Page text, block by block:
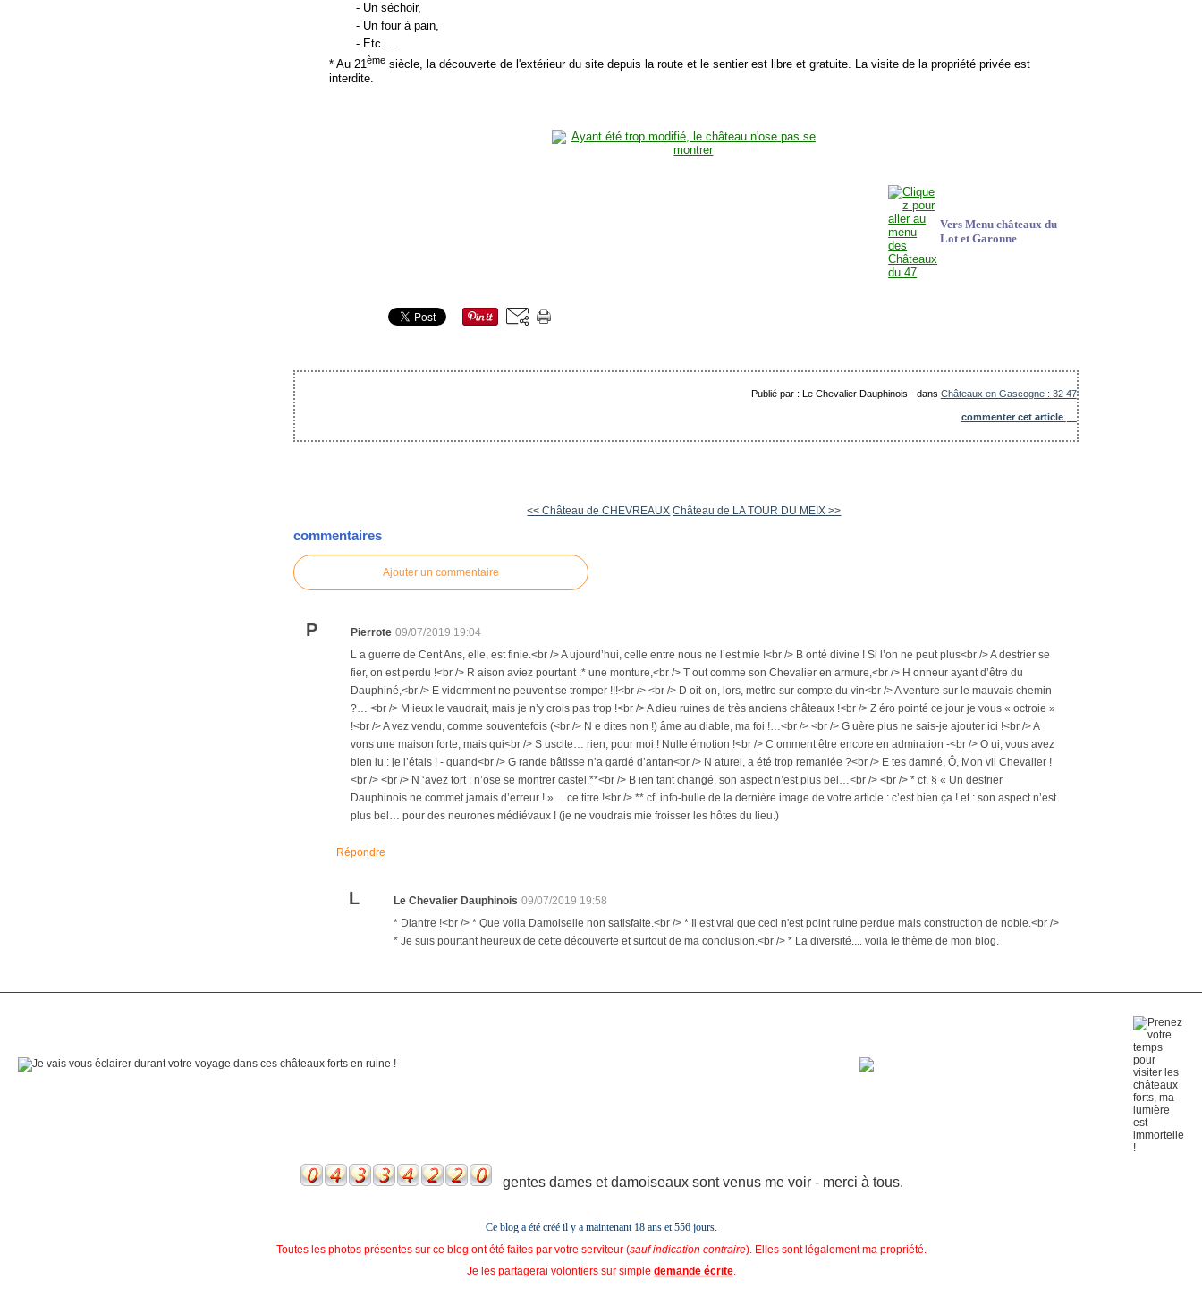
- Un séchoir,
- Un four à pain,
- Etc....
* Au 21ème siècle, la découverte de l'extérieur du site depuis la route et le sentier est libre et gratuite. La visite de la propriété privée est
interdite.
Vers Menu châteaux du
Lot et Garonne
Publié par : Le Chevalier Dauphinois -dans Châteaux en Gascogne : 32 47
commenter cet article
<< Château de CHEVREAUX Château de LA TOUR DU MEIX >>
commentaires
Ajouter un commentaire
P Pierrote 09/07/2019 19:04
L a guerre de Cent Ans, elle, est finie.<br /> A ujourd’hui, celle entre nous ne l’est mie !<br /> B onté divine ! Si l’on ne peut plus<br /> A destrier se
fier, on est perdu !<br /> R aison aviez pourtant :* une monture,<br /> T out comme son Chevalier en armure,<br /> H onneur ayant d’être du
Dauphiné,<br /> E videmment ne peuvent se tromper !!!<br /> <br /> D oit-on, lors, mettre sur compte du vin<br /> A venture sur le mauvais chemin
?… <br /> M ieux le vaudrait, mais je n’y crois pas trop !<br /> A dieu ruines de très anciens châteaux !<br /> Z éro pointé ce jour je vous « octroie »
!<br /> A vez vendu, comme souventefois (<br /> N e dites non !) âme au diable, ma foi !…<br /> <br /> G uère plus ne sais-je ajouter ici !<br /> A
vons une maison forte, mais qui<br /> S uscite… rien, pour moi ! Nulle émotion !<br /> C omment être encore en admiration -<br /> O ui, vous avez
bien lu : je l’étais ! - quand<br /> G rande bâtisse n’a gardé d’antan<br /> N aturel, a été trop remaniée ?<br /> E tes damné, Ô, Mon vil Chevalier !
<br /> <br /> N ‘avez tort : n’ose se montrer castel.**<br /> B ien tant changé, son aspect n’est plus bel…<br /> <br /> * cf. § « Un destrier
Dauphinois ne commet jamais d’erreur ! »… ce titre !<br /> ** cf. info-bulle de la dernière image de votre article : c’est bien ça ! et : son aspect n’est
plus bel… pour des neurones médiévaux ! (je ne voudrais mie froisser les hôtes du lieu.)
Répondre
L Le Chevalier Dauphinois 09/07/2019 19:58
* Diantre !<br /> * Que voila Damoiselle non satisfaite.<br /> * Il est vrai que ceci n'est point ruine perdue mais construction de noble.<br />
* Je suis pourtant heureux de cette découverte et surtout de ma conclusion.<br /> * La diversité.... voila le thème de mon blog.
gentes dames et damoiseaux sont venus me voir - merci à tous.
Ce blog a été créé il y a maintenant 18 ans et 556 jours.
Toutes les photos présentes sur ce blog ont été faites par votre serviteur (sauf indication contraire). Elles sont légalement ma propriété.
Je les partagerai volontiers sur simple demande écrite.